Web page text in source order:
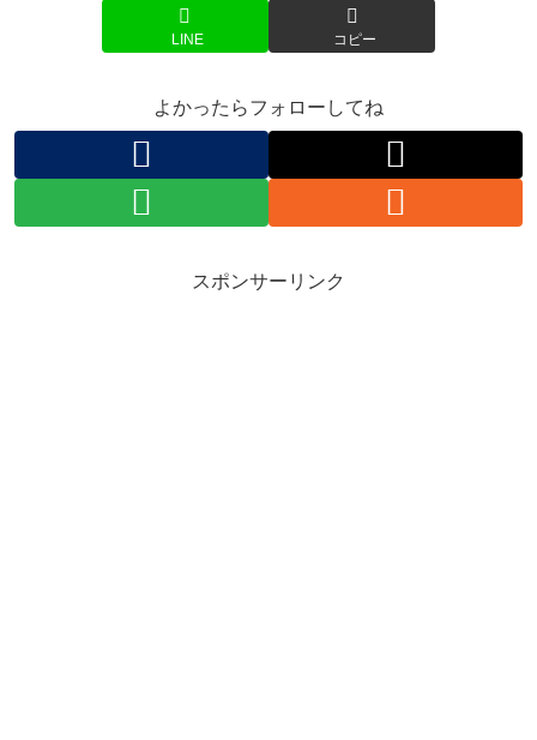
LINE コピー
よかったらフォローしてね
スポンサーリンク